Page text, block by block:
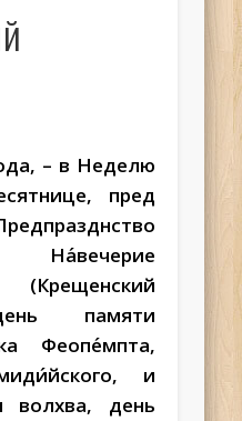
– в Неделю
пред
На́вечерие
памяти
Феопе́мпта,
и
волхва, день